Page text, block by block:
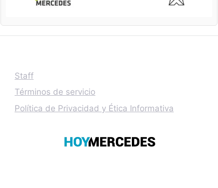
Staff
Términos de servicio
Política de Privacidad y Ética Informativa